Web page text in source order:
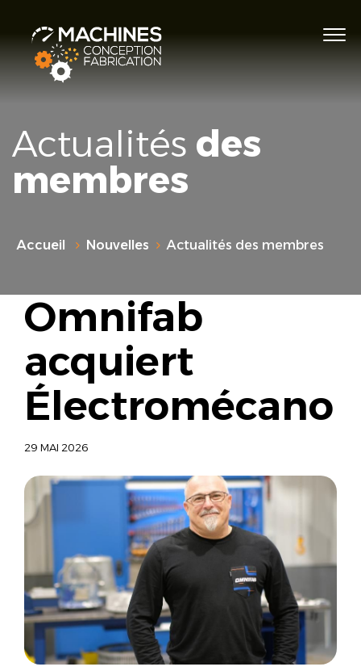
Actualités des
membres
Accueil Nouvelles Actualités des membres
Omnifab
acquiert
Électromécano
29 MAI 2026